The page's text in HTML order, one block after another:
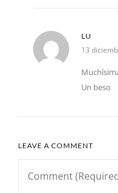
LU
13
Un beso
LEAVE A COMMENT